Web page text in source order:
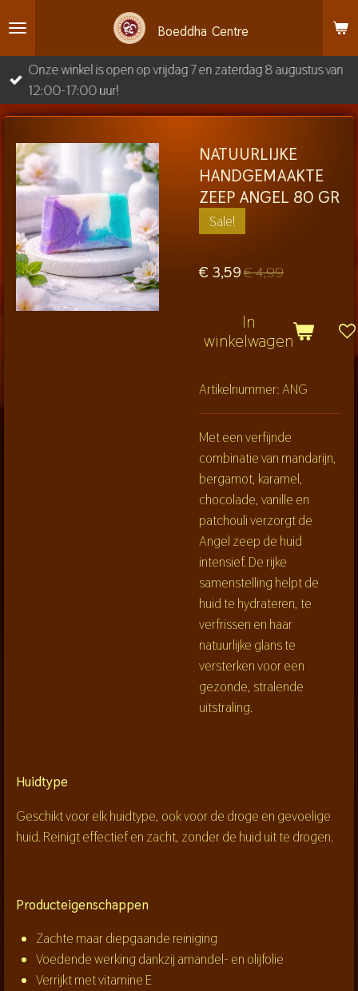
direct
naar
de
hoofdinhoud
Boeddha Centre
Onze winkel is open op vrijdag 7 en zaterdag 8 augustus van
12:00-17:00 uur!
NATUURLIJKE
HANDGEMAAKTE
ZEEP ANGEL 80 GR
Sale!
€ 3,59€ 4,99
In
winkelwagen
Artikelnummer:ANG
Met een verfijnde
combinatie van mandarijn,
bergamot, karamel,
chocolade, vanille en
patchouli verzorgt de
Angel zeep de huid
intensief. De rijke
samenstelling helpt de
huid te hydrateren, te
verfrissen en haar
natuurlijke glans te
versterken voor een
gezonde, stralende
uitstraling.
Huidtype
Geschikt voor elk huidtype, ook voor de droge en gevoelige
huid. Reinigt effectief en zacht, zonder de huid uit te drogen.
Producteigenschappen
Zachte maar diepgaande reiniging
Voedende werking dankzij amandel- en olijfolie
Verrijkt met vitamine E